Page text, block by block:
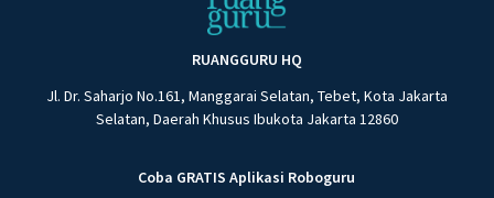
RUANGGURU HQ
Jl. Dr. Saharjo No.161, Manggarai Selatan, Tebet, Kota Jakarta
Selatan, Daerah Khusus Ibukota Jakarta 12860
Coba GRATIS Aplikasi Roboguru